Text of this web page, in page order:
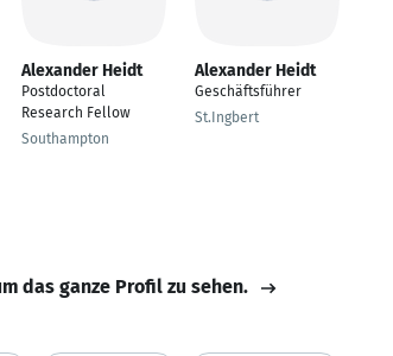
Alexander Heidt
Postdoctoral
Research Fellow
Southampton
Alexander Heidt
Geschäftsführer
St.Ingbert
das ganze Profil zu sehen.